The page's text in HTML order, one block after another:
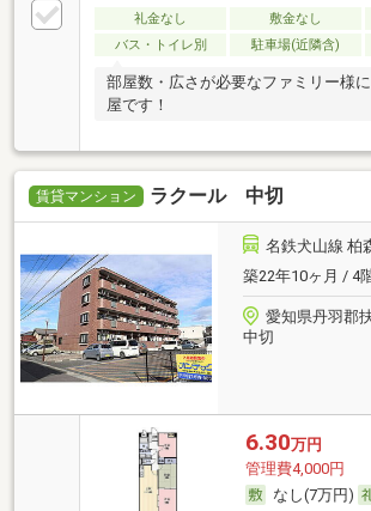
礼金なし 敷金なし
バス・トイレ別
駐車場(近隣含)
部屋数・広さが必要なファミリー様
屋です！
賃貸マンション ラクール 中切
名鉄犬山線 柏
築22年10ヶ月 / 4
愛知県丹羽郡
中切
6.30万円
管理費4,000円
なし(7万円)